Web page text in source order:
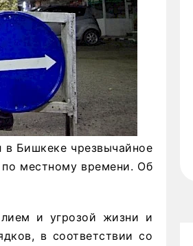
в Бишкеке чрезвычайное
местному времени. Об
и угрозой жизни и
в соответствии со